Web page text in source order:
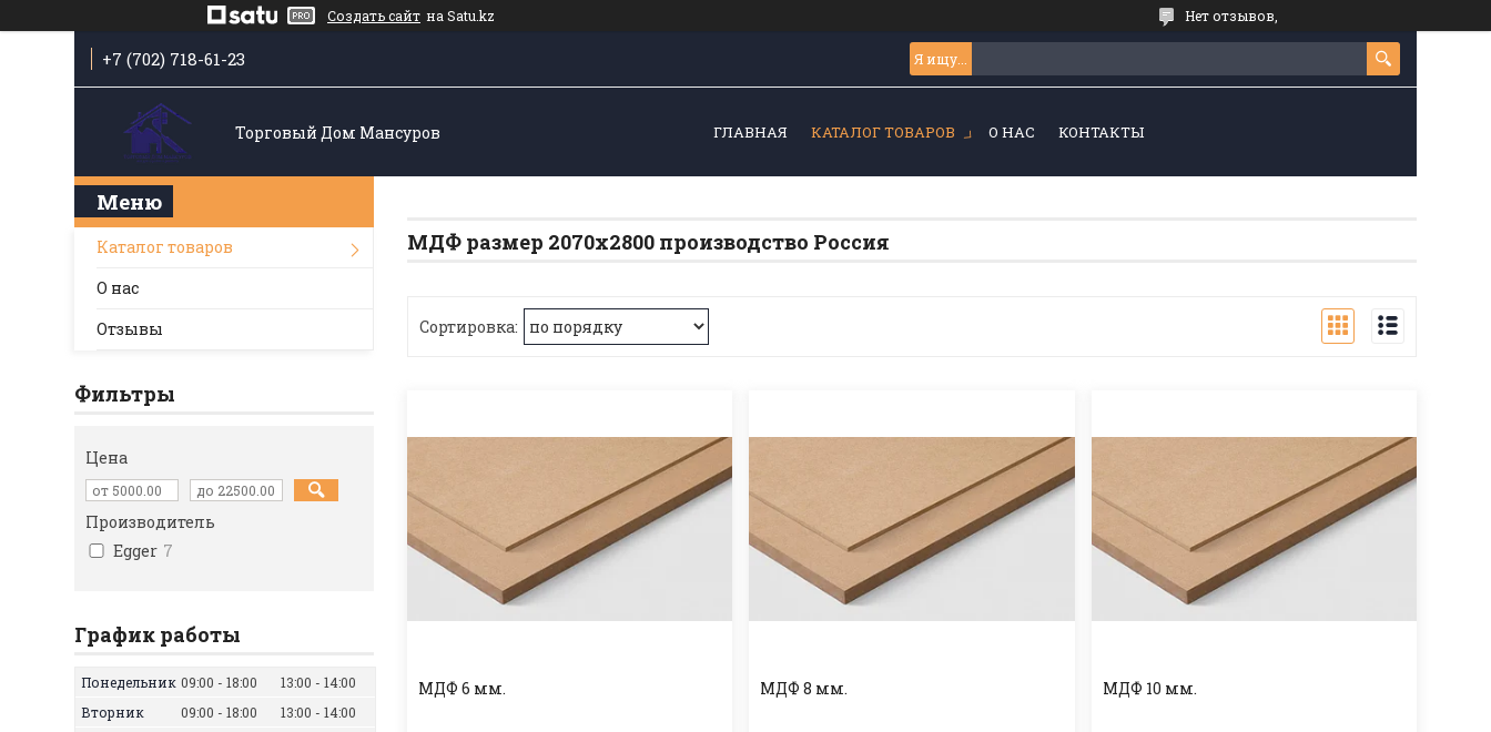
Создать сайт на Satu.kz Нет отзывов,
+7 (702) 718-61-23
Торговый Дом Мансуров ГЛАВНАЯ КАТАЛОГ ТОВАРОВ О НАС КОНТАКТЫ
МДФ размер 2070х2800 производство Россия
МДФ 6 мм. МДФ 8 мм. МДФ 10 мм.
Каталог товаров
О нас
Отзывы
Фильтры
Цена
Производитель
Egger 7
График работы
Понедельник 09:00 18:00 13:00
14:00
Вторник
09:00 18:00 13:00
14:00